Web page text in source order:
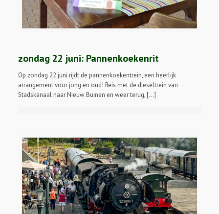
zondag 22 juni: Pannenkoekenrit
Op zondag 22 juni rijdt de pannenkoekentrein, een heerlijk
arrangement voor jong en oud! Reis met de dieseltrein van
Stadskanaal naar Nieuw Buinen en weer terug, […]